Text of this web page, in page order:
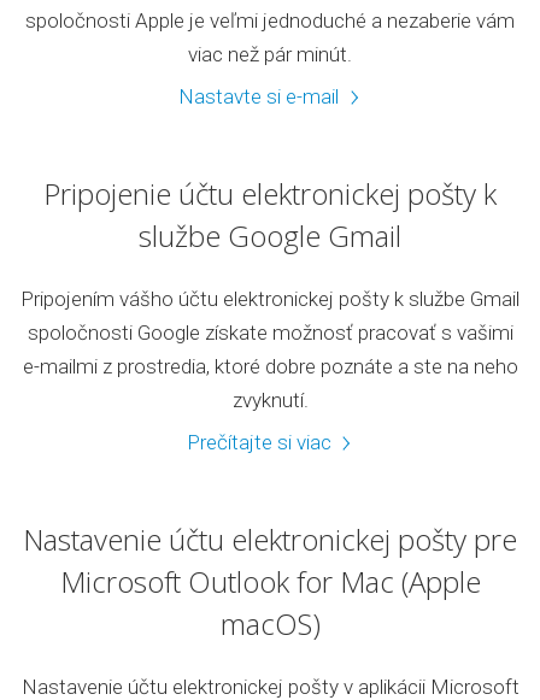
spoločnosti Apple je veľmi jednoduché a nezaberie vám
viac než pár minút.
Nastavte si e-mail
Pripojenie účtu elektronickej pošty k
službe Google Gmail
Pripojením vášho účtu elektronickej pošty k službe Gmail
spoločnosti Google získate možnosť pracovať s vašimi
e-mailmi z prostredia, ktoré dobre poznáte a ste na neho
zvyknutí.
Prečítajte si viac
Nastavenie účtu elektronickej pošty pre
Microsoft Outlook for Mac (Apple
macOS)
Nastavenie účtu elektronickej pošty v aplikácii Microsoft